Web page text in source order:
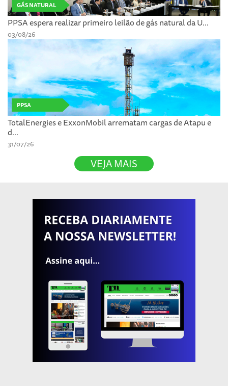
GÁS NATURAL
PPSA espera realizar primeiro leilão de gás natural da U...
03/08/26
PPSA
TotalEnergies e ExxonMobil arrematam cargas de Atapu e
d...
31/07/26
VEJA MAIS